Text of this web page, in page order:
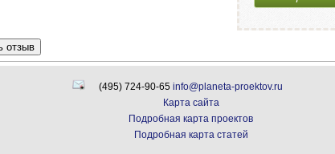
отзыв
(495) 724-90-65 info@planeta-proektov.ru
Карта сайта
Подробная карта проектов
Подробная карта статей